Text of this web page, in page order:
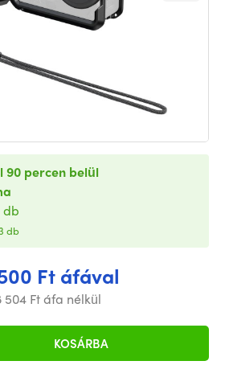
Ft áfával
504 Ft áfa nélkül
KOSÁRBA
90 percen belül
db
db